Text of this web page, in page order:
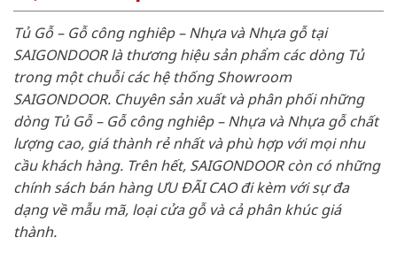
Tủ Gỗ – Gỗ công nghiêp – Nhựa và Nhựa gỗ tại
SAIGONDOOR là thương hiệu sản phẩm các dòng Tủ
trong một chuỗi các hệ thống Showroom
SAIGONDOOR. Chuyên sản xuất và phân phối những
dòng Tủ Gỗ – Gỗ công nghiêp – Nhựa và Nhựa gỗ chất
lượng cao, giá thành rẻ nhất và phù hợp với mọi nhu
cầu khách hàng. Trên hết, SAIGONDOOR còn có những
chính sách bán hàng ƯU ĐÃI CAO đi kèm với sự đa
dạng về mẫu mã, loại cửa gỗ và cả phân khúc giá
thành.